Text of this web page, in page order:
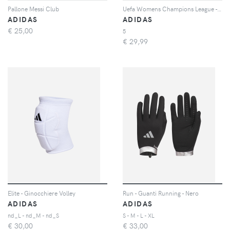
Pallone Messi Club
ADIDAS
€ 25,00
ADIDAS
5
€ 29,99
Elite - Ginocchiere Volley
ADIDAS
nd_L - nd_M - nd_S
€ 30,00
Run - Guanti Running - Nero
ADIDAS
S - M - L - XL
€ 33,00